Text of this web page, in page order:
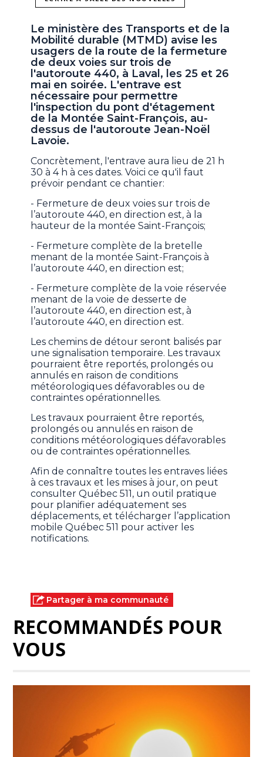
Le ministère des Transports et de la
Mobilité durable (MTMD) avise les
usagers de la route de la fermeture
de deux voies sur trois de
l'autoroute 440, à Laval, les 25 et 26
mai en soirée. L'entrave est
nécessaire pour permettre
l'inspection du pont d'étagement
de la Montée Saint-François, au-
dessus de l'autoroute Jean-Noël
Lavoie.
Concrètement, l'entrave aura lieu de 21 h
30 à 4 h à ces dates. Voici ce qu'il faut
prévoir pendant ce chantier:
- Fermeture de deux voies sur trois de
l’autoroute 440, en direction est, à la
hauteur de la montée Saint-François;
- Fermeture complète de la bretelle
menant de la montée Saint-François à
l’autoroute 440, en direction est;
- Fermeture complète de la voie réservée
menant de la voie de desserte de
l’autoroute 440, en direction est, à
l’autoroute 440, en direction est.
Les chemins de détour seront balisés par
une signalisation temporaire. Les travaux
pourraient être reportés, prolongés ou
annulés en raison de conditions
météorologiques défavorables ou de
contraintes opérationnelles.
Les travaux pourraient être reportés,
prolongés ou annulés en raison de
conditions météorologiques défavorables
ou de contraintes opérationnelles.
Afin de connaître toutes les entraves liées
à ces travaux et les mises à jour, on peut
consulter Québec 511, un outil pratique
pour planifier adéquatement ses
déplacements, et télécharger l’application
mobile Québec 511 pour activer les
notifications.
Partager à ma communauté
RECOMMANDÉS POUR
VOUS